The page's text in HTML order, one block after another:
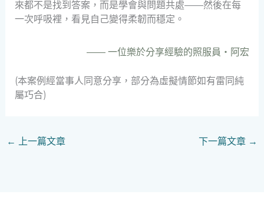
來都不是找到答案，而是學會與問題共處——然後在每
一次呼吸裡，看見自己變得柔韌而穩定。
—— 一位樂於分享經驗的照服員・阿宏
(本案例經當事人同意分享，部分為虛擬情節如有雷同純
屬巧合)
← 上一篇文章 下一篇文章 →